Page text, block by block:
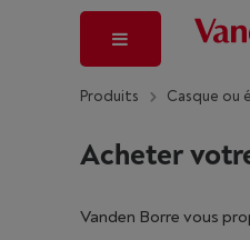
Produits Casque ou
Acheter
Vanden Borre vous